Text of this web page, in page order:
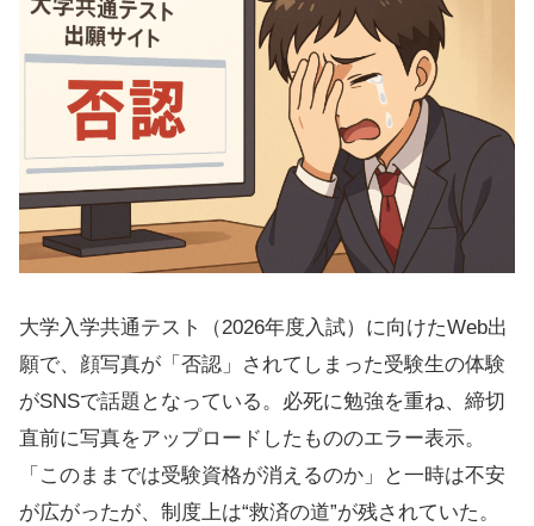
大学入学共通テスト（2026年度入試）に向けたWeb出
願で、顔写真が「否認」されてしまった受験生の体験
がSNSで話題となっている。必死に勉強を重ね、締切
直前に写真をアップロードしたもののエラー表示。
「このままでは受験資格が消えるのか」と一時は不安
が広がったが、制度上は“救済の道”が残されていた。